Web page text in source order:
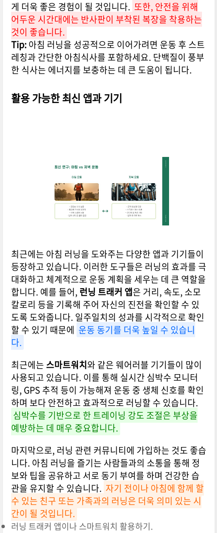
게 더욱 좋은 경험이 될 것입니다. 또한, 안전을 위해
어두운 시간대에는 반사판이 부착된 복장을 착용하는
것이 좋습니다.
Tip:아침 러닝을 성공적으로 이어가려면 운동 후 스트
레칭과 간단한 아침식사를 포함하세요. 단백질이 풍부
한 식사는 에너지를 보충하는 데 큰 도움이 됩니다.
활용 가능한 최신 앱과 기기
최근에는 아침 러닝을 도와주는 다양한 앱과 기기들이
등장하고 있습니다. 이러한 도구들은 러닝의 효과를 극
대화하고 체계적으로 운동 계획을 세우는 데 큰 역할을
합니다. 예를 들어, 런닝 트래커 앱은 거리, 속도, 소모
칼로리 등을 기록해 주어 자신의 진전을 확인할 수 있
도록 도와줍니다. 일주일치의 성과를 시각적으로 확인
할 수 있기 때문에 운동 동기를 더욱 높일 수 있습니
다.
최근에는 스마트워치와 같은 웨어러블 기기들이 많이
사용되고 있습니다. 이를 통해 실시간 심박수 모니터
링, GPS 추적 등이 가능해져 운동 중 생체 신호를 확인
하며 보다 안전하고 효과적으로 러닝할 수 있습니다.
심박수를 기반으로 한 트레이닝 강도 조절은 부상을
예방하는 데 매우 중요합니다.
마지막으로, 러닝 관련 커뮤니티에 가입하는 것도 좋습
니다. 아침 러닝을 즐기는 사람들과의 소통을 통해 정
보와 팁을 공유하고 서로 동기 부여를 하며 건강한 습
관을 유지할 수 있습니다. 자기 전이나 아침에 함께 할
수 있는 친구 또는 가족과의 러닝은 더욱 의미 있는 시
간이 될 것입니다.
러닝 트래커 앱이나 스마트워치 활용하기.